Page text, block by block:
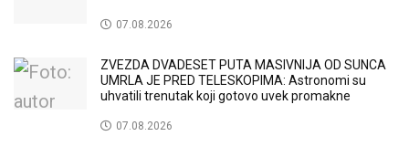
07.08.2026
ZVEZDA DVADESET PUTA MASIVNIJA OD SUNCA
UMRLA JE PRED TELESKOPIMA: Astronomi su
uhvatili trenutak koji gotovo uvek promakne
07.08.2026